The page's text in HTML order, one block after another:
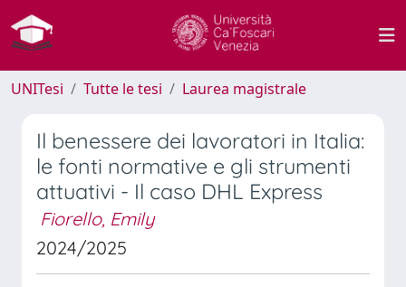
UNITesi Tutte le tesi Laurea magistrale
Il benessere dei lavoratori in Italia:
le fonti normative e gli strumenti
attuativi - Il caso DHL Express
Fiorello, Emily
2024/2025